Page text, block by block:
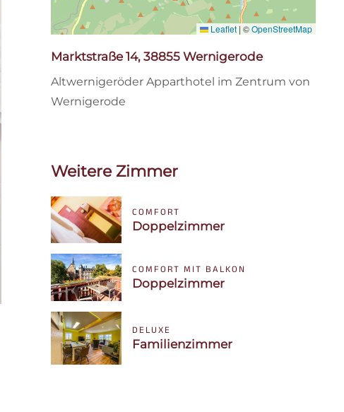
Leaflet | ©OpenStreetMap
Marktstraße 14, 38855 Wernigerode
Altwernigeröder Apparthotel im Zentrum von
Wernigerode
Weitere Zimmer
COMFORT
Doppelzimmer
COMFORT MIT BALKON
Doppelzimmer
DELUXE
Familienzimmer